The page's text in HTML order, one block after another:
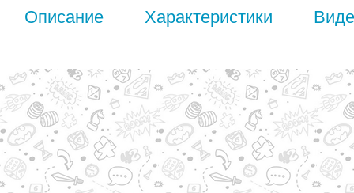
Описание Характеристики